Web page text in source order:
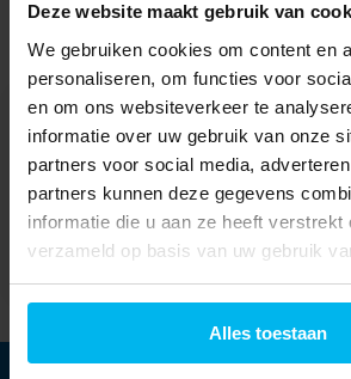
Deze website maakt gebruik van
We gebruiken cookies om content en
personaliseren, om functies voor
en om ons websiteverkeer te
informatie over uw gebruik van onze
partners voor social media,
partners kunnen deze gegevens
informatie die u aan ze heeft verstrekt
verzameld op basis van uw gebruik
Alles toestaan
Laatst bekeken
Tristar CM-1284 -
29,99